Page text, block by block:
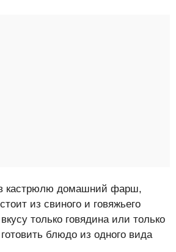
кастрюлю домашний фарш,
из свиного и говяжьего
только говядина или только
блюдо из одного вида